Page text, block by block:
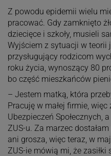
Z powodu epidemii wielu
pracować. Gdy zamknięto
dziecięce i szkoły, musieli
Wyjściem z sytuacji w teorii
przysługujący rodzicom
roku życia, wynoszący 80
bo część mieszkańców
– Jestem matką, która
Pracuję w małej firmie, więc
Ubezpieczeń Społecznych,
ZUS-u. Za marzec
ani grosza, więc teraz, w
ZUS-ie mówią mi, że zasiłki